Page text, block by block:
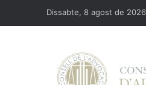
Dissabte, 8 agost de 2026